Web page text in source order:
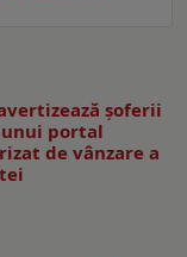
șoferii
portal
de vânzare a